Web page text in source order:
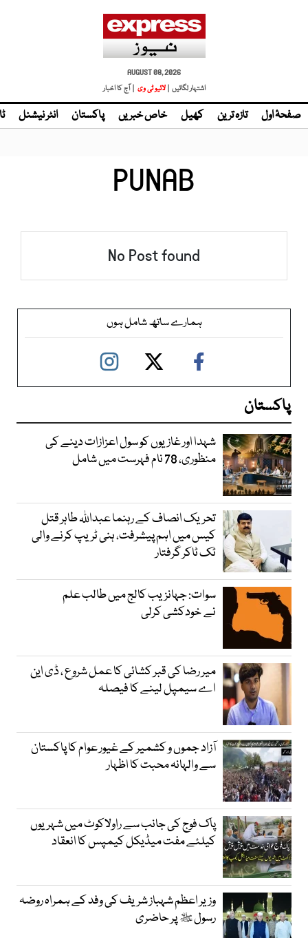
AUGUST 08, 2026
اشتہار لگائیں |
| آج کا اخبار
صفحۂ اول تازہ ترین کھیل خاص خبریں پاکستان انٹر نیشنل
PUNAB
No Post found
ہمارے ساتھ شامل ہوں
پاکستان
شہدا اور غازیوں کو سول اعزازات دینے کی
منظوری، 78 نام فہرست میں شامل
تحریک انصاف کے رہنما عبداللہ طاہر قتل
کیس میں اہم پیشرفت، ہنی ٹریپ کرنے والی
ٹک ٹاکر گرفتار
سوات: جہانزیب کالج میں طالب علم
نے خودکشی کرلی
میر رضا کی قبر کشائی کا عمل شروع ، ڈی این
اے سیمپل لینے کا فیصلہ
آزاد جموں و کشمیر کے غیور عوام کا پاکستان
سے والہانہ محبت کا اظہار
پاک فوج کی جانب سے راولاکوٹ میں شہریوں
کیلئے مفت میڈیکل کیمپس کا انعقاد
وزیر اعظم شہباز شریف کی وفد کے ہمراہ روضہ
رسول ﷺ پر حاضری